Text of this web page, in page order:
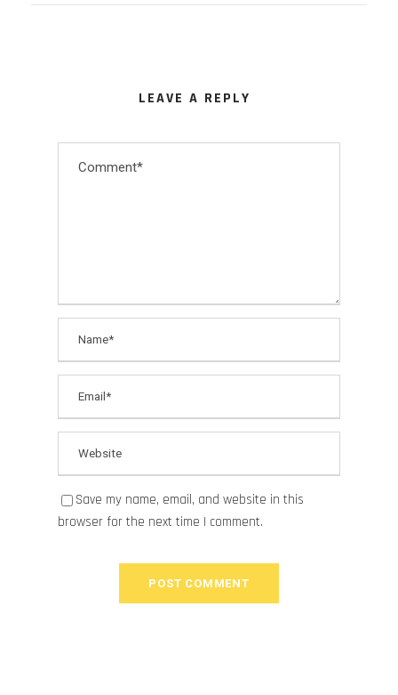
LEAVE A REPLY
Save my name, email, and website in this
browser for the next time I comment.